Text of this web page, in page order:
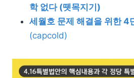
학 없다 (뗏목지기)
세월호 문제 해결을 위한 4
(capcold)